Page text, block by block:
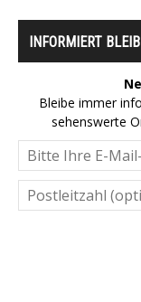
INFORMIERT
Bleibe immer
sehenswerte